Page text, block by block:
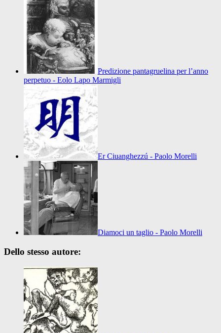
Predizione pantagruelina per l’anno
perpetuo - Eolo Lapo Marmigli
Er Ciuanghezzú - Paolo Morelli
Diamoci un taglio - Paolo Morelli
Dello stesso autore: